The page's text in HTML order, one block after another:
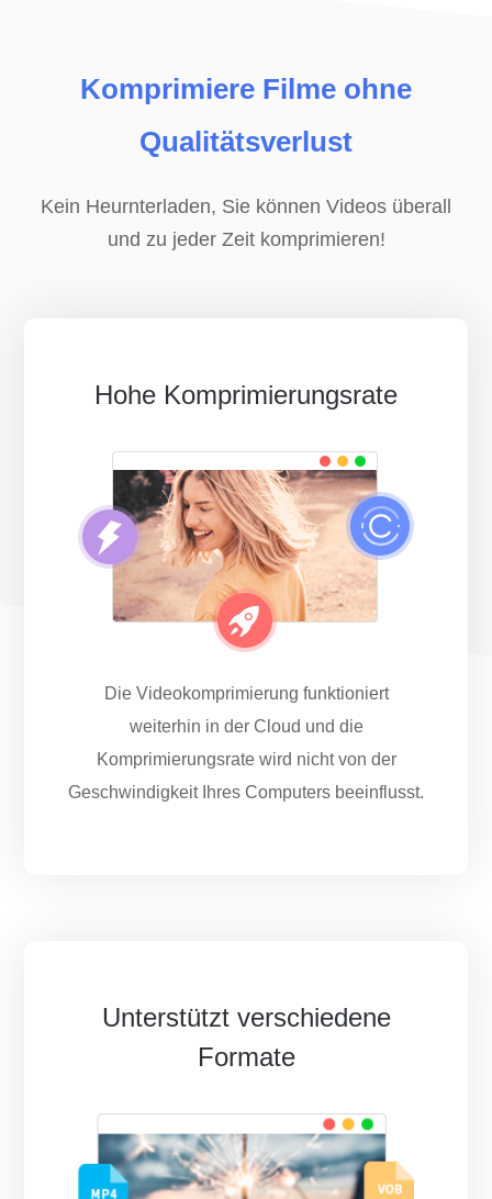
Komprimiere Filme ohne
Qualitätsverlust
Kein Heurnterladen, Sie können Videos überall
und zu jeder Zeit komprimieren!
Hohe Komprimierungsrate
Die Videokomprimierung funktioniert
weiterhin in der Cloud und die
Komprimierungsrate wird nicht von der
Geschwindigkeit Ihres Computers beeinflusst.
Unterstützt verschiedene
Formate